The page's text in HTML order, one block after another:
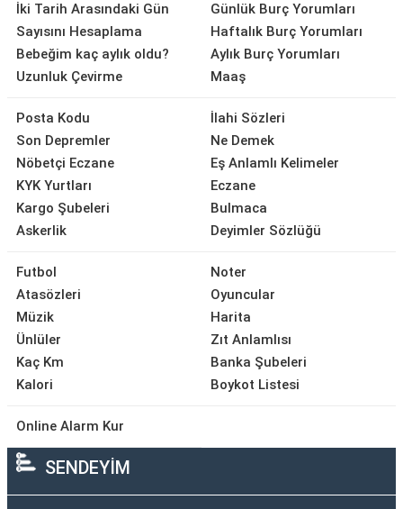
İki Tarih Arasındaki Gün
Sayısını Hesaplama
Bebeğim kaç aylık oldu?
Uzunluk Çevirme
Günlük Burç Yorumları
Haftalık Burç Yorumları
Aylık Burç Yorumları
Maaş
Posta Kodu
Son Depremler
Nöbetçi Eczane
KYK Yurtları
Kargo Şubeleri
Askerlik
İlahi Sözleri
Ne Demek
Eş Anlamlı Kelimeler
Eczane
Bulmaca
Deyimler Sözlüğü
Futbol
Atasözleri
Müzik
Ünlüler
Kaç Km
Kalori
Noter
Oyuncular
Harita
Zıt Anlamlısı
Banka Şubeleri
Boykot Listesi
Online Alarm Kur
SENDEYİM